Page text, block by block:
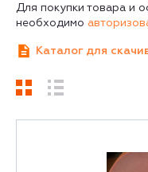
Для покупки товара и
необходимо
Каталог для